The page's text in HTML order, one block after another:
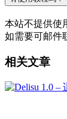
本站不提供使
如需要可邮件
相关文章